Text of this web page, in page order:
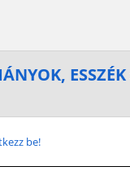
ESSZÉK
be!